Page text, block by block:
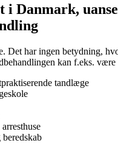
i Danmark,
Det har ingen betydning,
kan f.eks. være
tandlæge